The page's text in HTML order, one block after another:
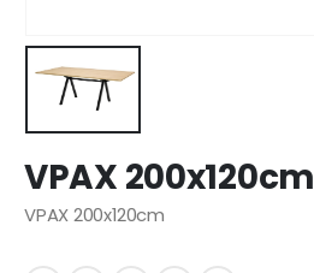
VPAX 200x120cm
VPAX 200x120cm